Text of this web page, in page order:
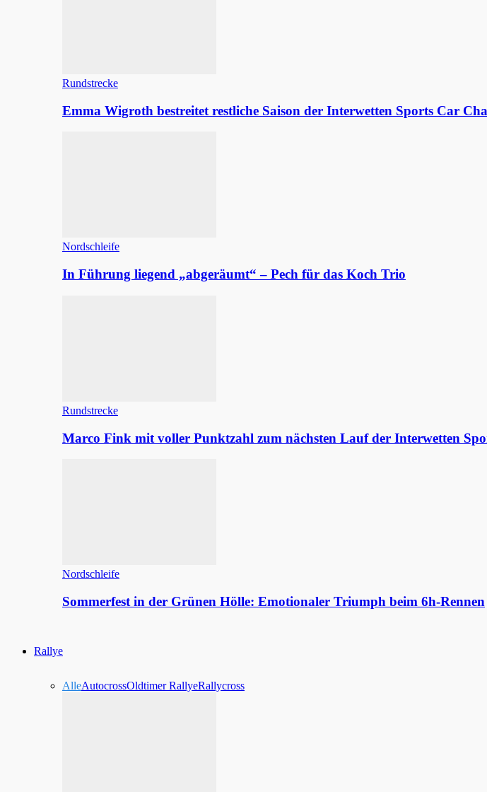
Rundstrecke
Emma Wigroth bestreitet restliche Saison der Interwetten Sports Car
Nordschleife
In Führung liegend „abgeräumt“ – Pech für das Koch Trio
Rundstrecke
Marco Fink mit voller Punktzahl zum nächsten Lauf der Interwetten
Nordschleife
Sommerfest in der Grünen Hölle: Emotionaler Triumph beim 6h-Rennen
Rallye
AlleAutocrossOldtimer RallyeRallycross